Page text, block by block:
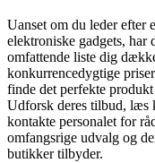
Uanset om du leder efter
elektroniske gadgets, har
omfattende liste dig
konkurrencedygtige
finde det perfekte
Udforsk deres tilbud, læs
kontakte personalet for
omfangsrige udvalg og
butikker tilbyder.